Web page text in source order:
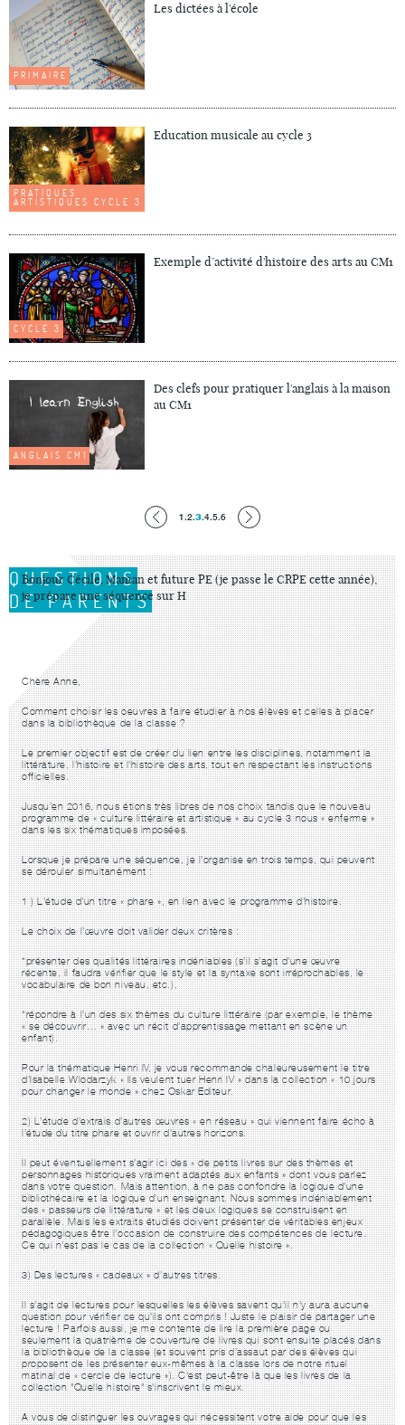
PRIMAIRE
Les dictées à l'école
PRATIQUES
ARTISTIQUES CYCLE 3
Education musicale au cycle 3
CYCLE 3
Exemple d’activité d'histoire des arts au CM1
ANGLAIS CM1
Des clefs pour pratiquer l'anglais à la maison
au CM1
1.2.3.4.5.6
QUESTIONS
DE PARENTS
Bonjour Cécile, Maman et future PE (je passe le CRPE cette année),
je prépare une séquence sur H
Chère Anne,
Comment choisir les oeuvres à faire étudier à nos élèves et celles à placer
dans la bibliothèque de la classe ?
Le premier objectif est de créer du lien entre les disciplines, notamment la
littérature, l’histoire et l’histoire des arts, tout en respectant les instructions
officielles.
Jusqu’en 2016, nous étions très libres de nos choix tandis que le nouveau
programme de « culture littéraire et artistique » au cycle 3 nous « enferme »
dans les six thématiques imposées.
Lorsque je prépare une séquence, je l’organise en trois temps, qui peuvent
se dérouler simultanément :
1 )L’étude d’un titre « phare »,en lien avec le programme d’histoire.
Le choix de l’œuvre doit valider deux critères :
*présenter des qualités littéraires indéniables (s’il s’agit d’une œuvre
récente, il faudra vérifier que le style et la syntaxe sont irréprochables, le
vocabulaire de bon niveau, etc.),
*répondre à l’un des six thèmes du culture littéraire (par exemple, le thème
« se découvrir… » avec un récit d’apprentissage mettant en scène un
enfant).
Pour la thématique Henri IV, je vous recommande chaleureusement le titre
d’Isabelle Wlodarzyk « Ils veulent tuer Henri IV » dans la collection « 10 jours
pour changer le monde » chez Oskar Editeur.
2)L’étude d’extrais d’autres œuvres « en réseau »qui viennent faire écho à
l’étude du titre phare et ouvrir d’autres horizons.
Il peut éventuellement s’agir ici des « de petits livres sur des thèmes et
personnages historiques vraiment adaptés aux enfants » dont vous parlez
dans votre question. Mais attention, à ne pas confondre la logique d’une
bibliothécaire et la logique d’un enseignant. Nous sommes indéniablement
des « passeurs de littérature » et les deux logiques se construisent en
parallèle. Mais les extraits étudiés doivent présenter de véritables enjeux
pédagogiques être l’occasion de construire des compétences de lecture.
Ce qui n’est pas le cas de la collection « Quelle histoire ».
3)Des lectures « cadeaux » d’autres titres.
Il s’agit de lectures pour lesquelles les élèves savent qu’il n’y aura aucune
question pour vérifier ce qu’ils ont compris ! Juste le plaisir de partager une
lecture ! Parfois aussi, je me contente de lire la première page ou
seulement la quatrième de couverture de livres qui sont ensuite placés dans
la bibliothèque de la classe (et souvent pris d’assaut par des élèves qui
proposent de les présenter eux-mêmes à la classe lors de notre rituel
matinal de « cercle de lecture »). C'est peut-être là que les livres de la
collection "Quelle histoire" s'inscrivent le mieux.
A vous de distinguer les ouvrages qui nécessitent votre aide pour que les